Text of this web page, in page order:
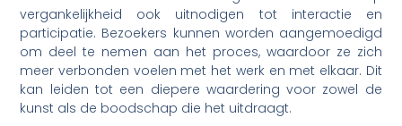
vergankelijkheid ook uitnodigen tot interactie en
participatie. Bezoekers kunnen worden aangemoedigd
om deel te nemen aan het proces, waardoor ze zich
meer verbonden voelen met het werk en met elkaar. Dit
kan leiden tot een diepere waardering voor zowel de
kunst als de boodschap die het uitdraagt.